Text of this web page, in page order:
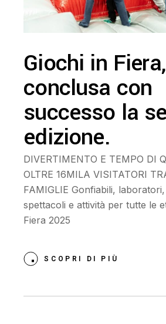
Giochi in Fiera,
conclusa con
successo la
edizione.
DIVERTIMENTO E TEMPO DI
OLTRE 16MILA VISITATORI
FAMIGLIE Gonfiabili,
spettacoli e attività per tutte le
Fiera 2025
SCOPRI DI PIÙ